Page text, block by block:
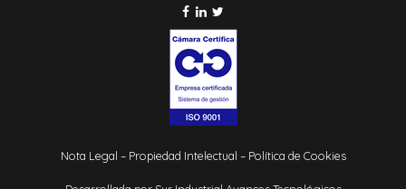
Nota Legal – Propiedad Intelectual – Política de Cookies